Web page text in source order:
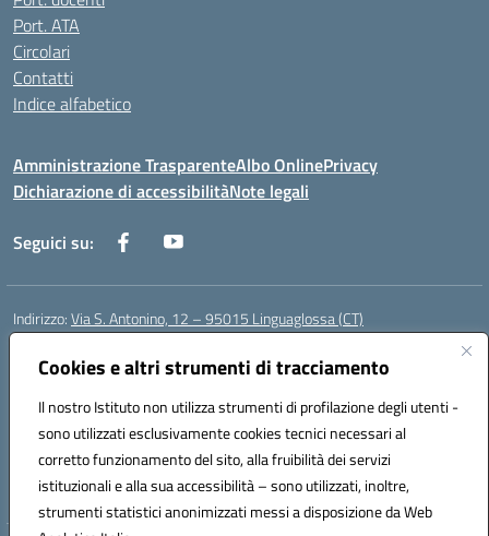
Cookies e altri strumenti di tracciamento
Il nostro Istituto non utilizza strumenti di profilazione degli utenti -
sono utilizzati esclusivamente cookies tecnici necessari al
corretto funzionamento del sito, alla fruibilità dei servizi
istituzionali e alla sua accessibilità – sono utilizzati, inoltre,
strumenti statistici anonimizzati messi a disposizione da Web
Port. ATA
Circolari
Contatti
Indice alfabetico
Amministrazione TrasparenteAlbo OnlinePrivacy
Dichiarazione di accessibilitàNote legali
Seguici su:
Indirizzo:Via S. Antonino, 12 – 95015 Linguaglossa (CT)
Centralino:
Posta elettronica certificata (PEC):ctic83200r@pec.istruzione.it
Codice fiscale: 83002470876
Codice meccanografico:CTIC83200R
Codice Indice delle Pubbliche Amministrazioni (IPA): istsc_CTIC83200R
Codice unico di fatturazione (CUF): UF7TEB